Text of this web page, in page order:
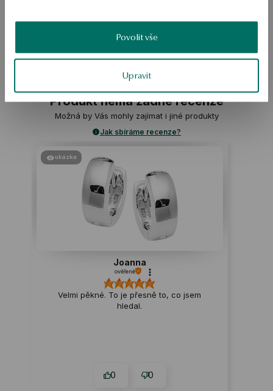
Povolit vše
Upravit
Produkt nemá žádné recenze
Možná by Vás mohly zajímat i jiné produkty
Jak sbíráme recenze?
ukázka
Joanna
ověřené
Velmi pěkné. To je přesně to, co jsem
hledal.
0 0